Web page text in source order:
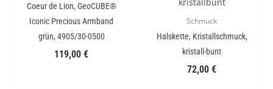
Coeur de Lion, GeoCUBE®
Iconic Precious Armband
grün, 4905/30-0500
119,00 €
Schmuck
Halskette, Kristallschmuck,
kristall-bunt
72,00 €